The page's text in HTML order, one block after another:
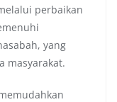
perbaikan
yang
masyarakat.